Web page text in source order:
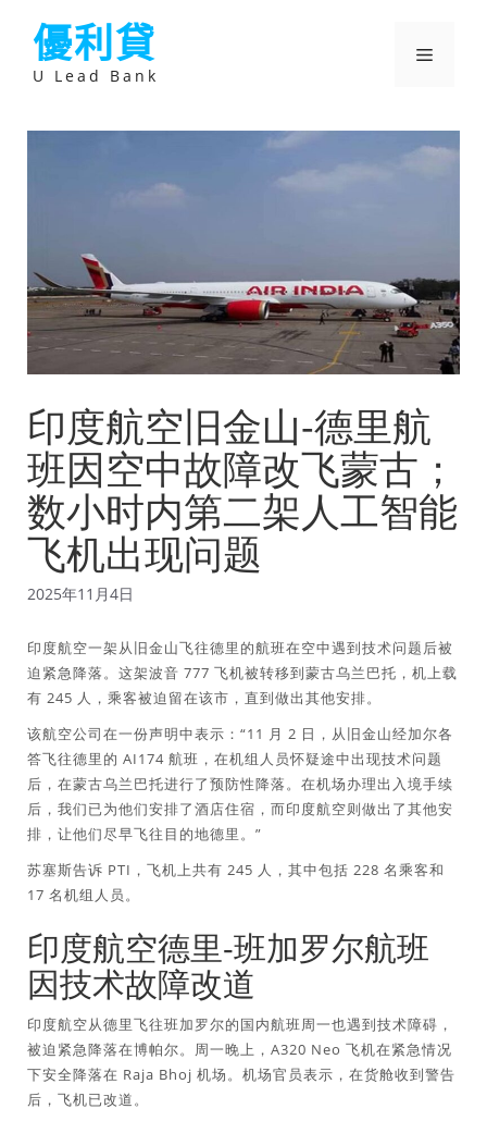
優利貸
U Lead Bank
選
印度航空旧金山-德里航
班因空中故障改飞蒙古；
数小时内第二架人工智能
飞机出现问题
2025年11月4日
印度航空一架从旧金山飞往德里的航班在空中遇到技术问题后被
迫紧急降落。这架波音 777 飞机被转移到蒙古乌兰巴托，机上载
有 245 人，乘客被迫留在该市，直到做出其他安排。
该航空公司在一份声明中表示：“11 月 2 日，从旧金山经加尔各
答飞往德里的 AI174 航班，在机组人员怀疑途中出现技术问题
后，在蒙古乌兰巴托进行了预防性降落。在机场办理出入境手续
后，我们已为他们安排了酒店住宿，而印度航空则做出了其他安
排，让他们尽早飞往目的地德里。”
苏塞斯告诉 PTI，飞机上共有 245 人，其中包括 228 名乘客和
17 名机组人员。
印度航空德里-班加罗尔航班
因技术故障改道
印度航空从德里飞往班加罗尔的国内航班周一也遇到技术障碍，
被迫紧急降落在博帕尔。周一晚上，A320 Neo 飞机在紧急情况
下安全降落在 Raja Bhoj 机场。机场官员表示，在货舱收到警告
后，飞机已改道。